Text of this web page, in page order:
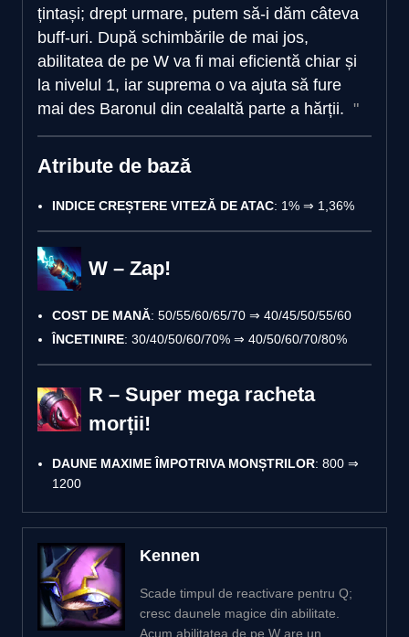
țintași; drept urmare, putem să-i dăm câteva
buff-uri. După schimbările de mai jos,
abilitatea de pe W va fi mai eficientă chiar și
la nivelul 1, iar suprema o va ajuta să fure
mai des Baronul din cealaltă parte a hărții.
Atribute de bază
INDICE CREȘTERE VITEZĂ DE ATAC: 1% ⇒ 1,36%
W – Zap!
COST DE MANĂ: 50/55/60/65/70 ⇒ 40/45/50/55/60
ÎNCETINIRE: 30/40/50/60/70% ⇒ 40/50/60/70/80%
R – Super mega racheta
morții!
DAUNE MAXIME ÎMPOTRIVA MONȘTRILOR: 800 ⇒
1200
Kennen
Scade timpul de reactivare pentru Q;
cresc daunele magice din abilitate.
Acum abilitatea de pe W are un